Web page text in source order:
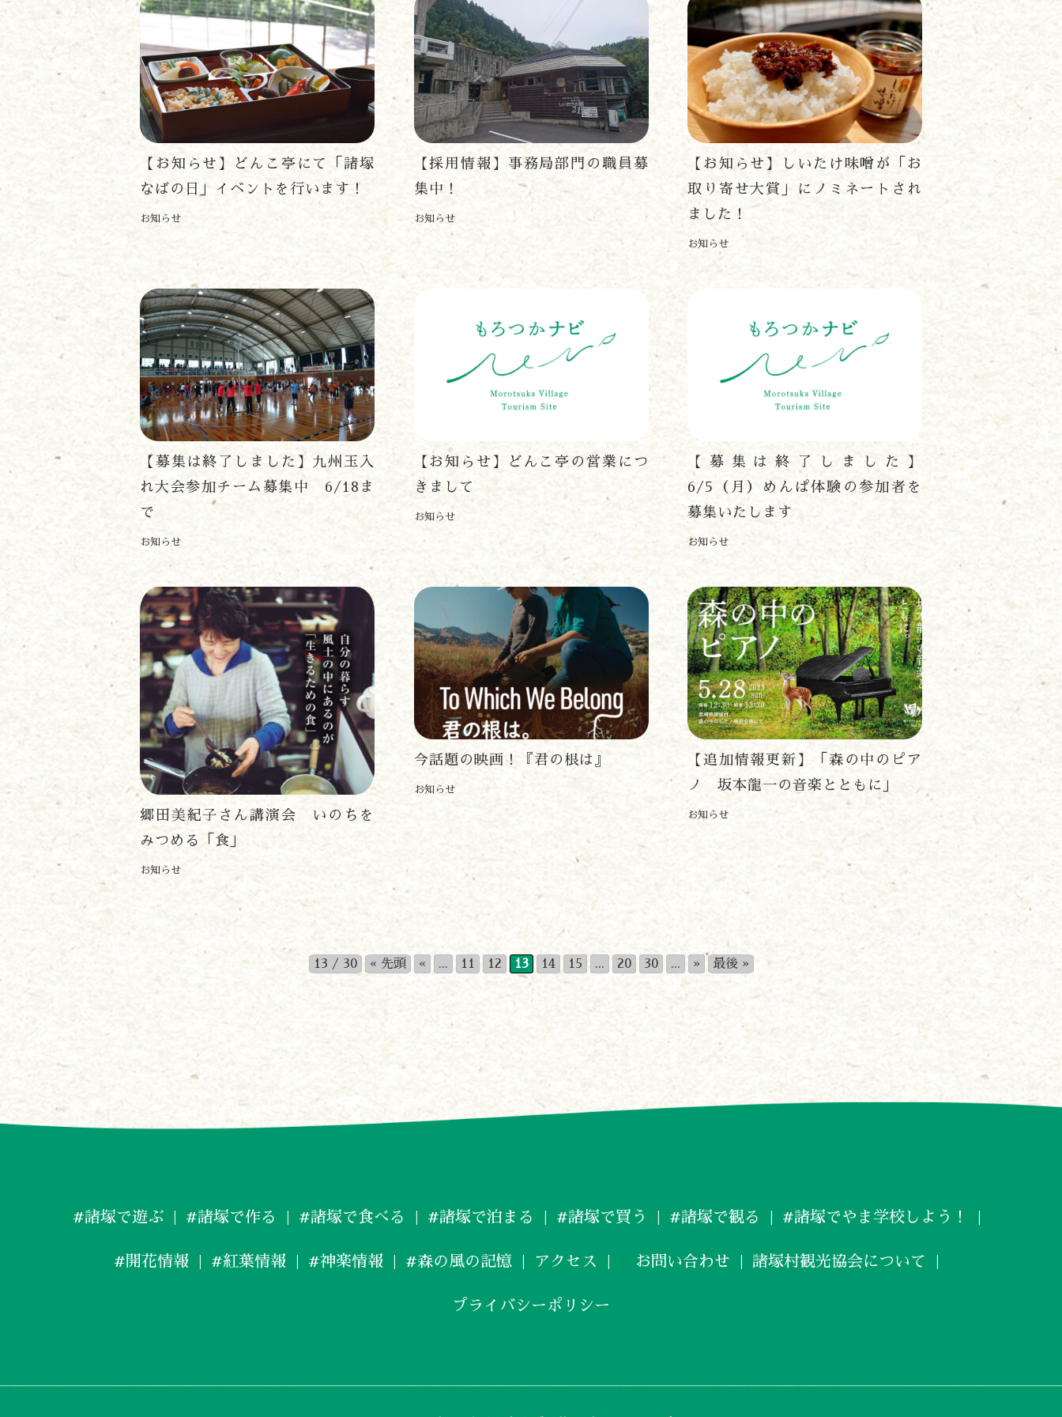
【お知らせ】どんこ亭にて「諸塚
なばの日」イベントを行います！
お知らせ
【採用情報】事務局部門の職員募
集中！
お知らせ
【お知らせ】しいたけ味噌が「お
取り寄せ大賞」にノミネートされ
ました！
お知らせ
【募集は終了しました】九州玉入
れ大会参加チーム募集中 6/18ま
で
お知らせ
【お知らせ】どんこ亭の営業につ
きまして
お知らせ
【募集は終了しました】
6/5（月）めんぱ体験の参加者を
募集いたします
お知らせ
郷田美紀子さん講演会 いのちを
みつめる「食」
お知らせ
今話題の映画！『君の根は』
お知らせ
【追加情報更新】「森の中のピア
ノ 坂本龍一の音楽とともに」
お知らせ
13 / 30 « 先頭 « ... 11 12 13 14 15 ... 20 30 ... » 最後 »
#諸塚で遊ぶ #諸塚で作る #諸塚で食べる #諸塚で泊まる #諸塚で買う #諸塚で観る #諸塚でやま学校しよう！
#開花情報 #紅葉情報 #神楽情報 #森の風の記憶 アクセス お問い合わせ 諸塚村観光協会について
プライバシーポリシー
遊ぶ
開花情報
神楽情報
森の風の記憶
プライバシーポリシー
〒883-1301
宮崎県東臼杵郡諸塚村家代3068しいたけの館21内
TEL: 0982-65-0178